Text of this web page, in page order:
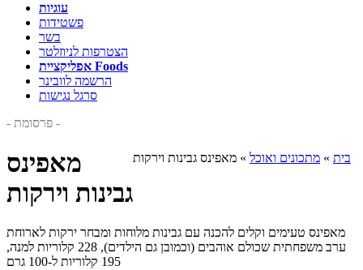
עוגיות
פשטידות
בשר
הצטרפות לניוזלטר
אפליקציית Foods
הרשמה לוובינר
סרגל נגישות
- פרסומת -
בית » מתכונים ואוכל » מאפינס גבינות וירקות
מאפינס
גבינות וירקות
מאפינס טעימים וקלים להכנה עם גבינות מלוחות ומבחר ירקות לארוחת
ערב משפחתית שכולם אוהבים (וכמובן גם הילדים), 228 קלוריות למנה,
195 קלוריות ל-100 גרם